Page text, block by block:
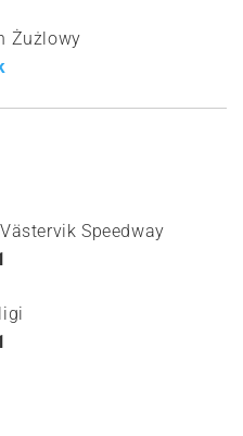
Żużlowy
Speedway